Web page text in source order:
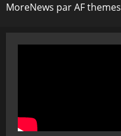
MoreNews par AF themes